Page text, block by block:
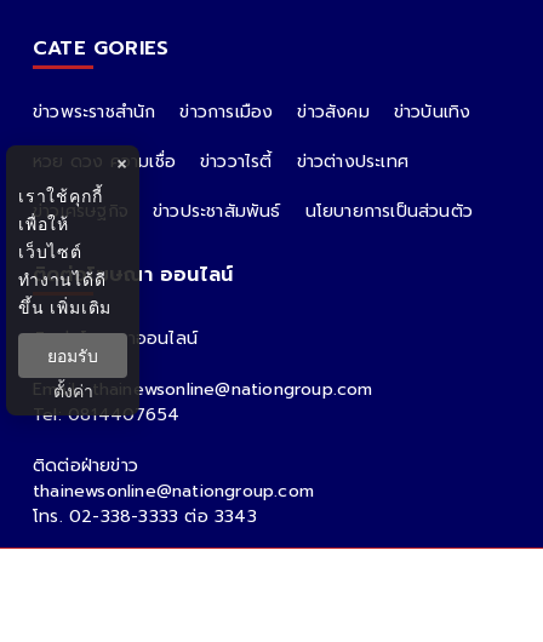
CATE GORIES
ข่าวพระราชสำนัก ข่าวการเมือง ข่าวสังคม
ข่าวบันเทิง
หวย ดวง ความเชื่อ
ข่าววาไรตี้
ข่าวต่างประเทศ
ข่าวเศรษฐกิจ
ข่าวประชาสัมพันธ์ นโยบายการเป็นส่วนตัว
ติดต่อโฆษณา ออนไลน์
ติดต่อโฆษณาออนไลน์
คุณอ้อ
Email : thainewsonline@nationgroup.com
Tel: 0814407654
ติดต่อฝ่ายข่าว
thainewsonline@nationgroup.com
โทร. 02-338-3333 ต่อ 3343
×
เราใช้คุกกี้
เพื่อให้
เว็บไซต์
ทำงานได้ดี
ขึ้น เพิ่มเติม
ยอมรับ
ตั้งค่า